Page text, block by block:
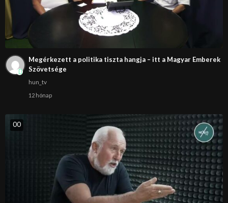
Megérkezett a politika tiszta hangja – itt a Magyar Emberek
Szövetsége
hun_tv
12 hónap
00